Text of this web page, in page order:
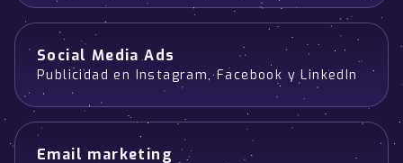
Social Media Ads
Publicidad en Instagram, Facebook y LinkedIn
Email marketing